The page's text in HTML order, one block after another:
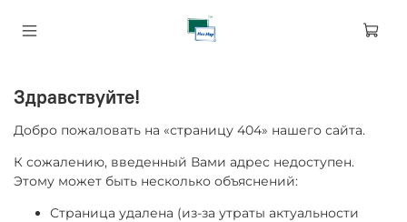
Здравствуйте!
Добро пожаловать на «страницу 404» нашего сайта.
К сожалению, введенный Вами адрес недоступен.
Этому может быть несколько объяснений:
Страница удалена (из-за утраты актуальности